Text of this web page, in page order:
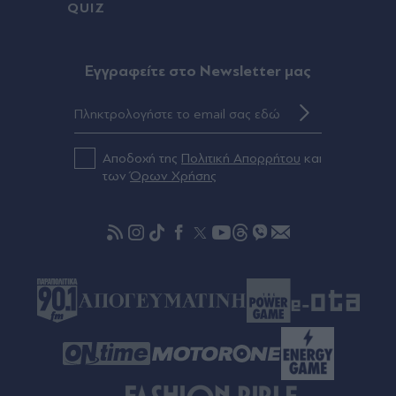
χαίρε" στον Έλληνα σύνδεσμο του ελικοπτέρου
Αγγελική Ηλιάδη: "Είδα τον Χριστό μπροστά μου
εμπειρία μετά τη νοσηλεία του γιου της (Εικόνες)
Θάνατος 75χρονης στα Χανιά: Έφυγε από το
αστυνομικό τμήμα και αργότερα βρέθηκε νεκρή
QUIZ
Eγγραφείτε στο Newsletter μας
Αποδοχή της Πολιτική Απορρήτου και
τωνΌρων Χρήσης